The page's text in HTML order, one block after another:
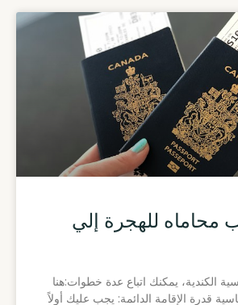
محاماه للهجرة إلي
الكندية، يمكنك اتباع عدة خطوات:هنا
قدرة الإقامة الدائمة: يجب عليك أولاً